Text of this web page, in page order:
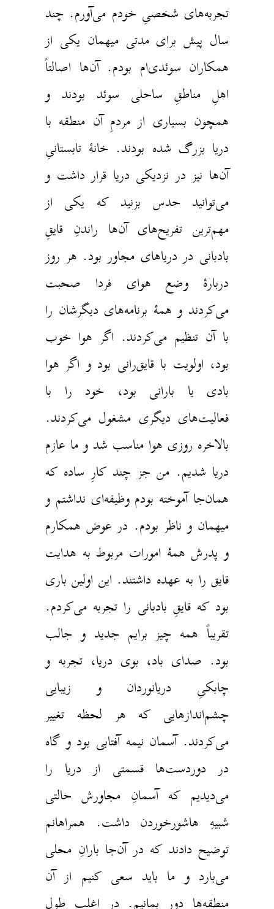
تجربه‌های شخصیِ خودم می‌آورم. چند
سال پیش برای مدتی میهمان یکی از
همکاران سوئدی‌ام بودم. آن‌ها اصالتاً
اهلِ مناطقِ ساحلی سوئد بودند و
همچون بسیاری از مردمِ آن منطقه با
دریا بزرگ شده بودند. خانهٔ تابستانیِ
آن‌ها نیز در نزدیکی دریا قرار داشت و
می‌توانید حدس بزنید که یکی از
مهم‌ترین تفریح‌های آن‌ها راندنِ قایقِ
بادبانی در دریاهای مجاور بود. هر روز
دربارهٔ وضع هوای فردا صحبت
می‌کردند و همهٔ برنامه‌های دیگرشان را
با آن تنظیم می‌کردند. اگر هوا خوب
بود، اولویت با قایق‌رانی بود و اگر هوا
بادی یا بارانی بود، خود را با
فعالیت‌های دیگری مشغول می‌کردند.
بالاخره روزی هوا مناسب شد و ما عازم
دریا شدیم. من جز چند کارِ ساده که
همان‌جا آموخته بودم وظیفه‌ای نداشتم و
میهمان و ناظر بودم. در عوض همکارم
و پدرش همهٔ امورات مربوط به هدایت
قایق را به عهده داشتند. این اولین باری
بود که قایقِ بادبانی را تجربه می‌کردم.
تقریباً همه چیز برایم جدید و جالب
بود. صدای باد، بوی دریا، تجربه و
چابکیِ دریانوردان و زیبایی
چشم‌اندازهایی که هر لحظه تغییر
می‌کردند. آسمان نیمه آفتابی بود و گاه
در دوردست‌ها قسمتی از دریا را
می‌دیدیم که آسمانِ مجاورش حالتی
شبیهِ هاشورخوردن داشت. همراهانم
توضیح دادند که در آن‌جا بارانِ محلی
می‌بارد و ما باید سعی کنیم از آن
منطقه‌ها دور بمانیم. در اغلبِ طول